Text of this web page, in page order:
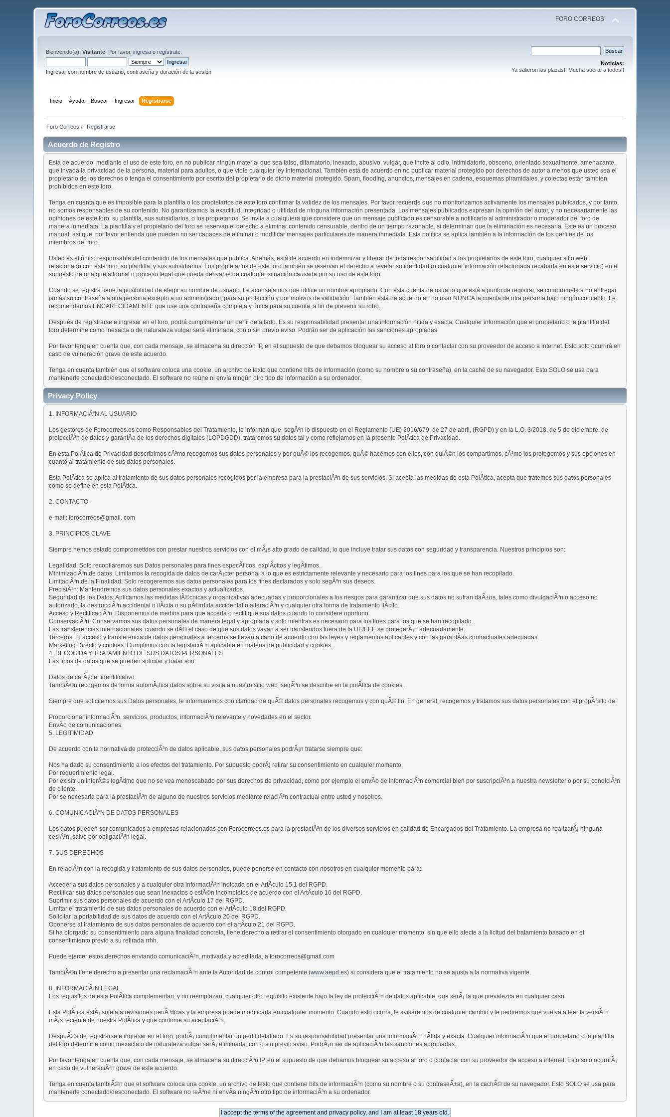
FORO CORREOS
Bienvenido(a),Visitante . Por favor,ingresa oregístrate
Ingresar con nombre de usuario, contraseña y duración de la sesión
Noticias:
Ya salieron las plazas!! Mucha suerte a todos!!
Inicio Ayuda Buscar Ingresar Registrarse
Foro Correos » Registrarse
Acuerdo de Registro
Está de acuerdo, mediante el uso de este foro, en no publicar ningún material que sea falso, difamatorio, inexacto, abusivo, vulgar, que incite al odio, intimidatorio, obsceno, orientado sexualmente, amenazante,
que invada la privacidad de la persona, material para adultos, o que viole cualquier ley Internacional. También está de acuerdo en no publicar material protegido por derechos de autor a menos que usted sea el
propietario de los derechos o tenga el consentimiento por escrito del propietario de dicho material protegido. Spam, flooding, anuncios, mensajes en cadena, esquemas piramidales, y colectas están también
prohibidos en este foro.
Tenga en cuenta que es imposible para la plantilla o los propietarios de este foro confirmar la validez de los mensajes. Por favor recuerde que no monitorizamos activamente los mensajes publicados, y por tanto,
no somos responsables de su contenido. No garantizamos la exactitud, integridad o utilidad de ninguna información presentada. Los mensajes publicados expresan la opinión del autor, y no necesariamente las
opiniones de este foro, su plantilla, sus subsidiarios, o los propietarios. Se invita a cualquiera que considere que un mensaje publicado es censurable a notificarlo al administrador o moderador del foro de
manera inmediata. La plantilla y el propietario del foro se reservan el derecho a eliminar contenido censurable, dentro de un tiempo razonable, si determinan que la eliminación es necesaria. Este es un proceso
manual, así que, por favor entienda que pueden no ser capaces de eliminar o modificar mensajes particulares de manera inmediata. Esta política se aplica también a la información de los perfiles de los
miembros del foro.
Usted es el único responsable del contenido de los mensajes que publica. Además, está de acuerdo en indemnizar y liberar de toda responsabilidad a los propietarios de este foro, cualquier sitio web
relacionado con este foro, su plantilla, y sus subsidiarios. Los propietarios de este foro también se reservan el derecho a revelar su identidad (o cualquier información relacionada recabada en este servicio) en el
supuesto de una queja formal o proceso legal que pueda derivarse de cualquier situación causada por su uso de este foro.
Cuando se registra tiene la posibilidad de elegir su nombre de usuario. Le aconsejamos que utilice un nombre apropiado. Con esta cuenta de usuario que está a punto de registrar, se compromete a no entregar
jamás su contraseña a otra persona excepto a un administrador, para su protección y por motivos de validación. También está de acuerdo en no usar NUNCA la cuenta de otra persona bajo ningún concepto. Le
recomendamos ENCARECIDAMENTE que use una contraseña compleja y única para su cuenta, a fin de prevenir su robo.
Después de registrarse e ingresar en el foro, podrá cumplimentar un perfil detallado. Es su responsabilidad presentar una información nítida y exacta. Cualquier información que el propietario o la plantilla del
foro determine como inexacta o de naturaleza vulgar será eliminada, con o sin previo aviso. Podrán ser de aplicación las sanciones apropiadas.
Por favor tenga en cuenta que, con cada mensaje, se almacena su dirección IP, en el supuesto de que debamos bloquear su acceso al foro o contactar con su proveedor de acceso a internet. Esto solo ocurrirá en
caso de vulneración grave de este acuerdo.
Tenga en cuenta también que el software coloca una cookie, un archivo de texto que contiene bits de información (como su nombre o su contraseña), en la caché de su navegador. Esto SOLO se usa para
mantenerle conectado/desconectado. El software no reúne ni envía ningún otro tipo de información a su ordenador.
Privacy Policy
1. INFORMACIÃ“N AL USUARIO
Los gestores de Forocorreos.es como Responsables del Tratamiento, le informan que, segÃºn lo dispuesto en el Reglamento (UE) 2016/679, de 27 de abril, (RGPD) y en la L.O. 3/2018, de 5 de diciembre, de
protecciÃ³n de datos y garantÃ­a de los derechos digitales (LOPDGDD), trataremos su datos tal y como reflejamos en la presente PolÃ­tica de Privacidad.
En esta PolÃ­tica de Privacidad describimos cÃ³mo recogemos sus datos personales y por quÃ© los recogemos, quÃ© hacemos con ellos, con quiÃ©n los compartimos, cÃ³mo los protegemos y sus opciones en
cuanto al tratamiento de sus datos personales.
Esta PolÃ­tica se aplica al tratamiento de sus datos personales recogidos por la empresa para la prestaciÃ³n de sus servicios. Si acepta las medidas de esta PolÃ­tica, acepta que tratemos sus datos personales
como se define en esta PolÃ­tica.
2. CONTACTO
e-mail: forocorreos@gmail. com
3. PRINCIPIOS CLAVE
Siempre hemos estado comprometidos con prestar nuestros servicios con el mÃ¡s alto grado de calidad, lo que incluye tratar sus datos con seguridad y transparencia. Nuestros principios son:
Legalidad: Solo recopilaremos sus Datos personales para fines especÃ­ficos, explÃ­citos y legÃ­timos.
MinimizaciÃ³n de datos: Limitamos la recogida de datos de carÃ¡cter personal a lo que es estrictamente relevante y necesario para los fines para los que se han recopilado.
LimitaciÃ³n de la Finalidad: Solo recogeremos sus datos personales para los fines declarados y solo segÃºn sus deseos.
PrecisiÃ³n: Mantendremos sus datos personales exactos y actualizados.
Seguridad de los Datos: Aplicamos las medidas tÃ©cnicas y organizativas adecuadas y proporcionales a los riesgos para garantizar que sus datos no sufran daÃ±os, tales como divulgaciÃ³n o acceso no
autorizado, la destrucciÃ³n accidental o ilÃ­cita o su pÃ©rdida accidental o alteraciÃ³n y cualquier otra forma de tratamiento ilÃ­cito.
Acceso y RectificaciÃ³n: Disponemos de medios para que acceda o rectifique sus datos cuando lo considere oportuno.
ConservaciÃ³n: Conservamos sus datos personales de manera legal y apropiada y solo mientras es necesario para los fines para los que se han recopilado.
Las transferencias internacionales: cuando se dÃ© el caso de que sus datos vayan a ser transferidos fuera de la UE/EEE se protegerÃ¡n adecuadamente.
Terceros: El acceso y transferencia de datos personales a terceros se llevan a cabo de acuerdo con las leyes y reglamentos aplicables y con las garantÃ­as contractuales adecuadas.
Marketing Directo y cookies: Cumplimos con la legislaciÃ³n aplicable en materia de publicidad y cookies.
4. RECOGIDA Y TRATAMIENTO DE SUS DATOS PERSONALES
Las tipos de datos que se pueden solicitar y tratar son:
Datos de carÃ¡cter identificativo.
TambiÃ©n recogemos de forma automÃ¡tica datos sobre su visita a nuestro sitio web segÃºn se describe en la polÃ­tica de cookies.
Siempre que solicitemos sus Datos personales, le informaremos con claridad de quÃ© datos personales recogemos y con quÃ© fin. En general, recogemos y tratamos sus datos personales con el propÃ³sito de:
Proporcionar informaciÃ³n, servicios, productos, informaciÃ³n relevante y novedades en el sector.
EnvÃ­o de comunicaciones.
5. LEGITIMIDAD
De acuerdo con la normativa de protecciÃ³n de datos aplicable, sus datos personales podrÃ¡n tratarse siempre que:
Nos ha dado su consentimiento a los efectos del tratamiento. Por supuesto podrÃ¡ retirar su consentimiento en cualquier momento.
Por requerimiento legal.
Por exisitr un interÃ©s legÃ­timo que no se vea menoscabado por sus derechos de privacidad, como por ejemplo el envÃ­o de informaciÃ³n comercial bien por suscripciÃ³n a nuestra newsletter o por su condiciÃ³n
de cliente.
Por se necesaria para la prestaciÃ³n de alguno de nuestros servicios mediante relaciÃ³n contractual entre usted y nosotros.
6. COMUNICACIÃ“N DE DATOS PERSONALES
Los datos pueden ser comunicados a empresas relacionadas con Forocorreos.es para la prestaciÃ³n de los diversos servicios en calidad de Encargados del Tratamiento. La empresa no realizarÃ¡ ninguna
cesiÃ³n, salvo por obligaciÃ³n legal.
7. SUS DERECHOS
En relaciÃ³n con la recogida y tratamiento de sus datos personales, puede ponerse en contacto con nosotros en cualquier momento para:
Acceder a sus datos personales y a cualquier otra informaciÃ³n indicada en el ArtÃ­culo 15.1 del RGPD.
Rectificar sus datos personales que sean inexactos o estÃ©n incompletos de acuerdo con el ArtÃ­culo 16 del RGPD.
Suprimir sus datos personales de acuerdo con el ArtÃ­culo 17 del RGPD.
Limitar el tratamiento de sus datos personales de acuerdo con el ArtÃ­culo 18 del RGPD.
Solicitar la portabilidad de sus datos de acuerdo con el ArtÃ­culo 20 del RGPD.
Oponerse al tratamiento de sus datos personales de acuerdo con el artÃ­culo 21 del RGPD.
Si ha otorgado su consentimiento para alguna finalidad concreta, tiene derecho a retirar el consentimiento otorgado en cualquier momento, sin que ello afecte a la licitud del tratamiento basado en el
consentimiento previo a su retirada rrhh.
Puede ejercer estos derechos enviando comunicaciÃ³n, motivada y acreditada, a forocorreos@gmail.com
TambiÃ©n tiene derecho a presentar una reclamaciÃ³n ante la Autoridad de control competente (www.aepd.es) si considera que el tratamiento no se ajusta a la normativa vigente.
8. INFORMACIÃ“N LEGAL
Los requisitos de esta PolÃ­tica complementan, y no reemplazan, cualquier otro requisito existente bajo la ley de protecciÃ³n de datos aplicable, que serÃ¡ la que prevalezca en cualquier caso.
Esta PolÃ­tica estÃ¡ sujeta a revisiones periÃ³dicas y la empresa puede modificarla en cualquier momento. Cuando esto ocurra, le avisaremos de cualquier cambio y le pediremos que vuelva a leer la versiÃ³n
mÃ¡s reciente de nuestra PolÃ­tica y que confirme su aceptaciÃ³n.
DespuÃ©s de registrarse e ingresar en el foro, podrÃ¡ cumplimentar un perfil detallado. Es su responsabilidad presentar una informaciÃ³n nÃ­tida y exacta. Cualquier informaciÃ³n que el propietario o la plantilla
del foro determine como inexacta o de naturaleza vulgar serÃ¡ eliminada, con o sin previo aviso. PodrÃ¡n ser de aplicaciÃ³n las sanciones apropiadas.
Por favor tenga en cuenta que, con cada mensaje, se almacena su direcciÃ³n IP, en el supuesto de que debamos bloquear su acceso al foro o contactar con su proveedor de acceso a internet. Esto solo ocurrirÃ¡
en caso de vulneraciÃ³n grave de este acuerdo.
Tenga en cuenta tambiÃ©n que el software coloca una cookie, un archivo de texto que contiene bits de informaciÃ³n (como su nombre o su contraseÃ±a), en la cachÃ© de su navegador. Esto SOLO se usa para
mantenerle conectado/desconectado. El software no reÃºne ni envÃ­a ningÃºn otro tipo de informaciÃ³n a su ordenador.